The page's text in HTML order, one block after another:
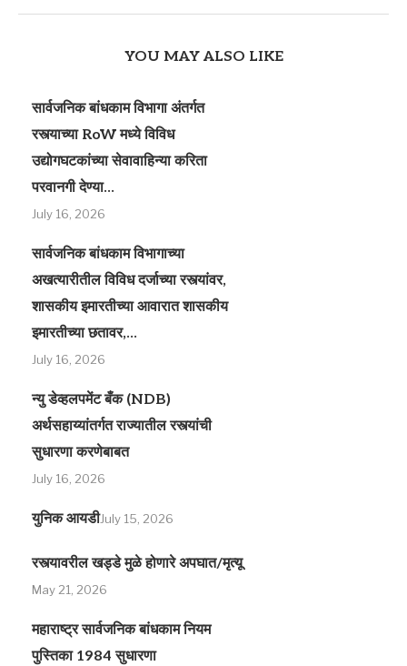
YOU MAY ALSO LIKE
सार्वजनिक बांधकाम विभागा अंतर्गत
रस्त्याच्या RoW मध्ये विविध
उद्योगघटकांच्या सेवावाहिन्या करिता
परवानगी देण्या...
July 16, 2026
सार्वजनिक बांधकाम विभागाच्या
अखत्यारीतील विविध दर्जाच्या रस्त्यांवर,
शासकीय इमारतीच्या आवारात शासकीय
इमारतीच्या छतावर,...
July 16, 2026
न्यु डेव्हलपमेंट बँक (NDB)
अर्थसहाय्यांतर्गत राज्यातील रस्त्यांची
सुधारणा करणेबाबत
July 16, 2026
युनिक आयडीJuly 15, 2026
रस्त्यावरील खड्डे मुळे होणारे अपघात/मृत्यू
May 21, 2026
महाराष्ट्र सार्वजनिक बांधकाम नियम
पुस्तिका 1984 सुधारणा